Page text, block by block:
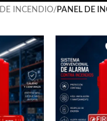
INCENDIO/ PANEL DE